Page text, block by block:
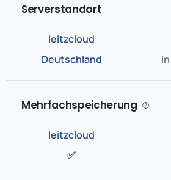
Serverstandort
Deutschland
Mehrfachspeicherung
✅